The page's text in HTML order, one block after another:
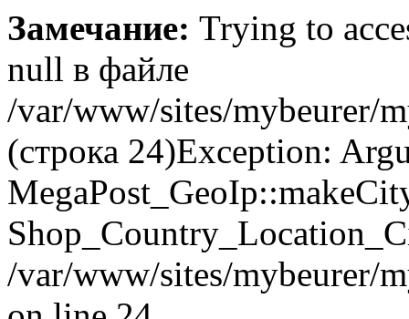
Замечание: Trying to
null в файле
/var/www/sites/mybeurer/
(строка 24)Exception:
/var/www/sites/mybeurer/